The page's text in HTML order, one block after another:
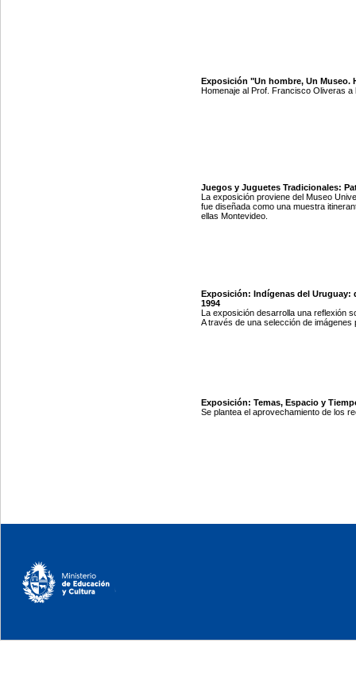
Exposición "Un hombre, Un Museo.
Homenaje al Prof. Francisco Oliveras
Juegos y Juguetes Tradicionales:
La exposición proviene del Museo
fue diseñada como una muestra
ellas Montevideo.
Exposición: Indígenas del Uruguay:
1994
La exposición desarrolla una reflexión
A través de una selección de
Exposición: Temas, Espacio y
Se plantea el aprovechamiento de los